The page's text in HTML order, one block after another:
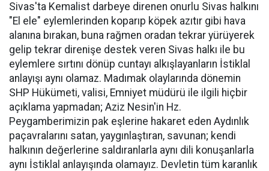
Sivas'ta Kemalist darbeye direnen onurlu Sivas halkını
"El ele" eylemlerinden koparıp köpek azıtır gibi hava
alanına bırakan, buna rağmen oradan tekrar yürüyerek
gelip tekrar direnişe destek veren Sivas halkı ile bu
eylemlere sırtını dönüp cuntayı alkışlayanların İstiklal
anlayışı aynı olamaz. Madımak olaylarında dönemin
SHP Hükümeti, valisi, Emniyet müdürü ile ilgili hiçbir
açıklama yapmadan; Aziz Nesin'in Hz.
Peygamberimizin pak eşlerine hakaret eden Aydınlık
paçavralarını satan, yaygınlaştıran, savunan; kendi
halkının değerlerine saldıranlarla aynı dili konuşanlarla
aynı İstiklal anlayışında olamayız. Devletin tüm karanlık